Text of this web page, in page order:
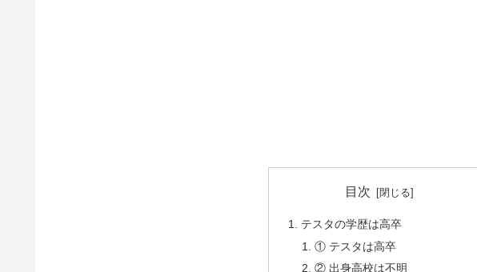
目次
テスタの学歴は高卒
① テスタは高卒
② 出身高校は不明